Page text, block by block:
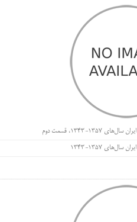
1343، قسمت دوم
1357-1343